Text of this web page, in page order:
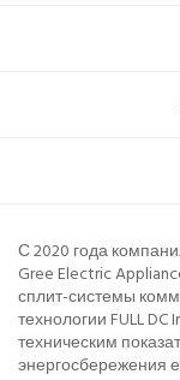
С 2020 года
Gree Electric
сплит-системы
технологии FULL
техническим
энергосбережения